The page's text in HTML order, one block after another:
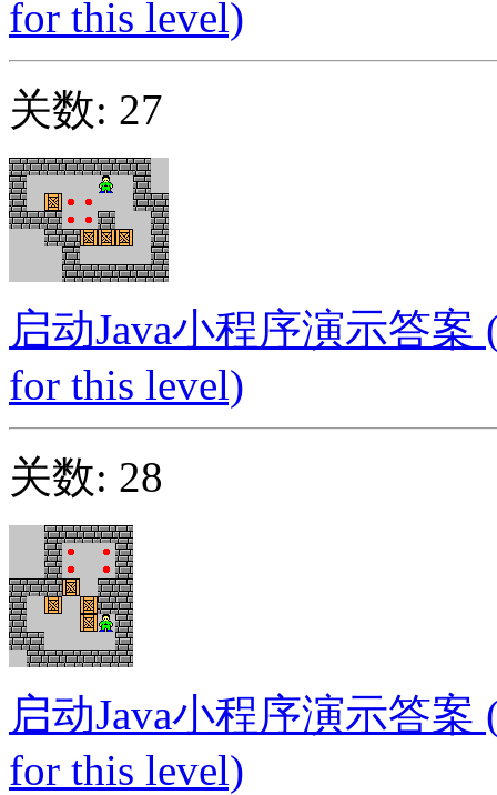
for this level)
关数: 27
启动Java小程序演示答案
for this level)
关数: 28
启动Java小程序演示答案
for this level)